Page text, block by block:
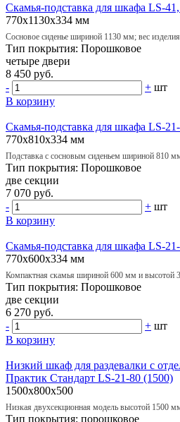
Скамья-подставка для шкафа LS-41,
770х1130х334 мм
Сосновое сиденье шириной 1130 мм; вес
Тип покрытия: Порошковое
четыре двери
8 450 руб.
-
+ шт
В корзину
Скамья-подставка для шкафа LS-
770х810х334 мм
Подставка с сосновым сиденьем шириной 810
Тип покрытия: Порошковое
две секции
7 070 руб.
-
+ шт
В корзину
Скамья-подставка для шкафа LS-
770х600х334 мм
Компактная скамья шириной 600 мм и высотой
Тип покрытия: Порошковое
две секции
6 270 руб.
-
+ шт
В корзину
Низкий шкаф для раздевалки с
Практик Стандарт LS-21-80 (1500)
1500x800x500
Низкая двухсекционная модель высотой 1500
Тип покрытия: порошковое